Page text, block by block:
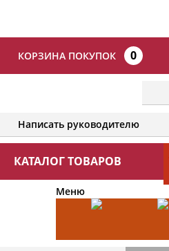
КОРЗИНА ПОКУПОК 0
Написать руководителю
КАТАЛОГ ТОВАРОВ
Меню